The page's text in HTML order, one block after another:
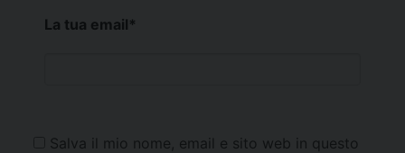
La tua email*
Salva il mio nome, email e sito web in questo